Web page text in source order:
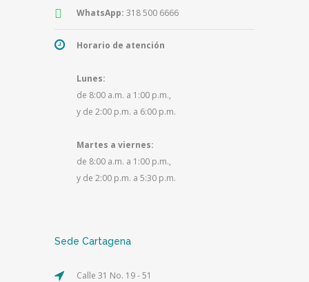
WhatsApp: 318 500 6666
Horario de atención
Lunes:
de 8:00 a.m. a 1:00 p.m.,
y de 2:00 p.m. a 6:00 p.m.
Martes a viernes:
de 8:00 a.m. a 1:00 p.m.,
y de 2:00 p.m. a 5:30 p.m.
Sede Cartagena
Calle 31 No. 19 - 51